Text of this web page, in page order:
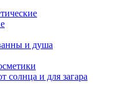
и душа
солнца и для загара